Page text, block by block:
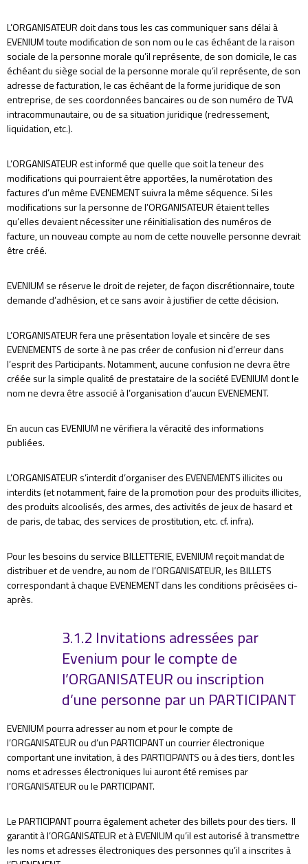
L’ORGANISATEUR doit dans tous les cas communiquer sans délai à
EVENIUM toute modification de son nom ou le cas échéant de la raison
sociale de la personne morale qu’il représente, de son domicile, le cas
échéant du siège social de la personne morale qu’il représente, de son
adresse de facturation, le cas échéant de la forme juridique de son
entreprise, de ses coordonnées bancaires ou de son numéro de TVA
intracommunautaire, ou de sa situation juridique (redressement,
liquidation, etc.).
L’ORGANISATEUR est informé que quelle que soit la teneur des
modifications qui pourraient être apportées, la numérotation des
factures d’un même EVENEMENT suivra la même séquence. Si les
modifications sur la personne de l’ORGANISATEUR étaient telles
qu’elles devaient nécessiter une réinitialisation des numéros de
facture, un nouveau compte au nom de cette nouvelle personne devrait
être créé.
EVENIUM se réserve le droit de rejeter, de façon discrétionnaire, toute
demande d’adhésion, et ce sans avoir à justifier de cette décision.
L’ORGANISATEUR fera une présentation loyale et sincère de ses
EVENEMENTS de sorte à ne pas créer de confusion ni d’erreur dans
l’esprit des Participants. Notamment, aucune confusion ne devra être
créée sur la simple qualité de prestataire de la société EVENIUM dont le
nom ne devra être associé à l’organisation d’aucun EVENEMENT.
En aucun cas EVENIUM ne vérifiera la véracité des informations
publiées.
L’ORGANISATEUR s’interdit d’organiser des EVENEMENTS illicites ou
interdits (et notamment, faire de la promotion pour des produits illicites,
des produits alcoolisés, des armes, des activités de jeux de hasard et
de paris, de tabac, des services de prostitution, etc. cf. infra).
Pour les besoins du service BILLETTERIE, EVENIUM reçoit mandat de
distribuer et de vendre, au nom de l’ORGANISATEUR, les BILLETS
correspondant à chaque EVENEMENT dans les conditions précisées ci-
après.
3.1.2 Invitations adressées par
Evenium pour le compte de
l’ORGANISATEUR ou inscription
d’une personne par un PARTICIPANT
EVENIUM pourra adresser au nom et pour le compte de
l’ORGANISATEUR ou d’un PARTICIPANT un courrier électronique
comportant une invitation, à des PARTICIPANTS ou à des tiers, dont les
noms et adresses électroniques lui auront été remises par
l’ORGANISATEUR ou le PARTICIPANT.
Le PARTICIPANT pourra également acheter des billets pour des tiers. Il
garantit à l’ORGANISATEUR et à EVENIUM qu’il est autorisé à transmettre
les noms et adresses électroniques des personnes qu’il a inscrites à